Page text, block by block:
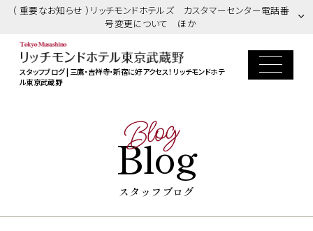
（ 重要なお知らせ ）リッチモンドホテルズ カスタマーセンター電話番
号変更について ほか
スタッフブログ | 三鷹・吉祥寺・新宿に好アクセス！ リッチモンドホテ
ル東京武蔵野
Blog
Blog
スタッフブログ